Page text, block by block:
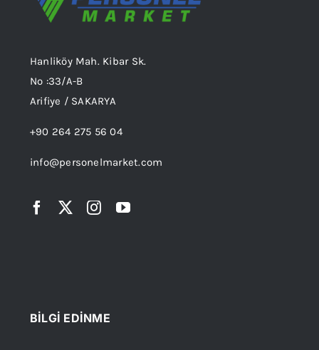
Hanliköy Mah. Kibar Sk.
No :33/A-B
Arifiye / SAKARYA
+90 264 275 56 04
info@personelmarket.com
BİLGİ EDİNME